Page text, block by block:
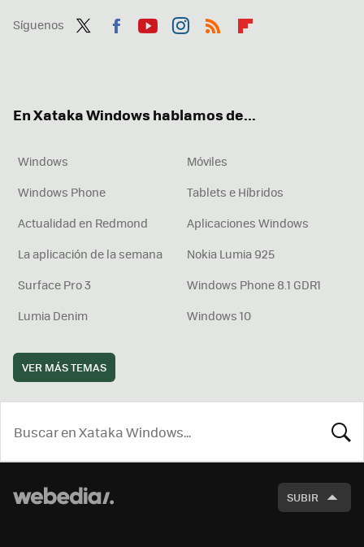
Síguenos
En Xataka Windows hablamos de...
Windows
Móviles
Windows Phone
Tablets e Híbridos
Actualidad en Redmond
Aplicaciones Windows
La aplicación de la semana
Nokia Lumia 925
Surface Pro 3
Windows Phone 8.1 GDR1
Lumia Denim
Windows 10
VER MÁS TEMAS
SUBIR